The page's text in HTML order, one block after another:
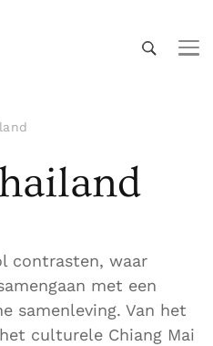
en insiderkennis
het expatleven en
een local!
contrasten, waar
met een
samenleving. Van het
culturele Chiang Mai